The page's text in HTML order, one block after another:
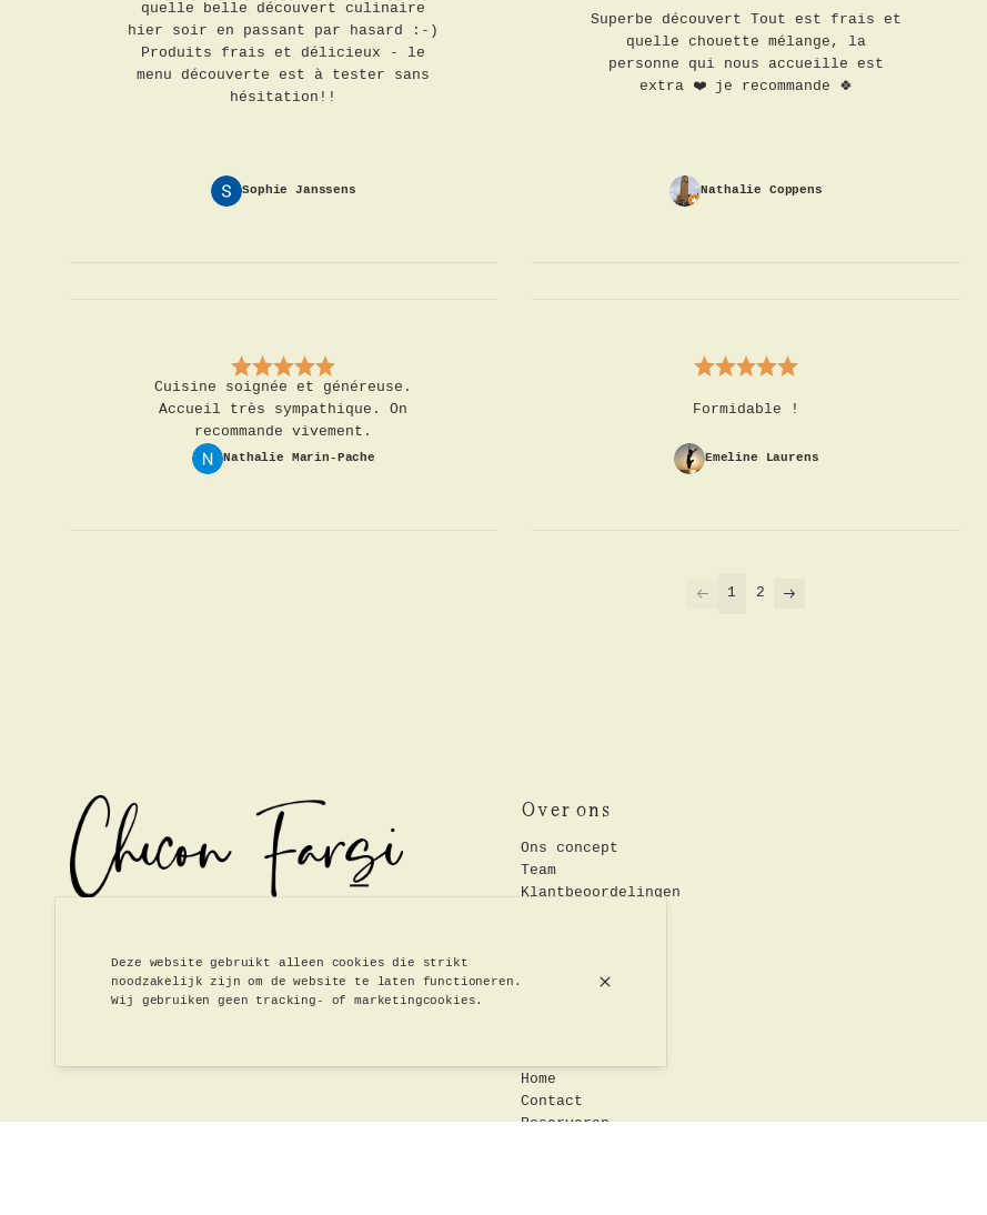
quelle belle découvert culinaire
hier soir en passant par hasard :-)
Produits frais et délicieux - le
menu découverte est à tester sans
hésitation!!
Sophie Janssens
Superbe découvert Tout est frais et
quelle chouette mélange, la
personne qui nous accueille est
extra ❤️ je recommande 🍀
Nathalie Coppens
Cuisine soignée et généreuse.
Accueil très sympathique. On
recommande vivement.
Nathalie Marin-Pache
Formidable !
Emeline Laurens
1 2
Over ons
Ons concept
Team
Klantbeoordelingen
Home
Contact
Reserveren
Deze website gebruikt alleen cookies die strikt
noodzakelijk zijn om de website te laten functioneren.
Wij gebruiken geen tracking- of marketingcookies.